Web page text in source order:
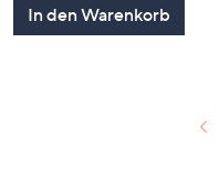
In den Warenkorb